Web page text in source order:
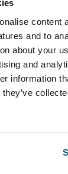
content
and to
about your
and
information
texturé est